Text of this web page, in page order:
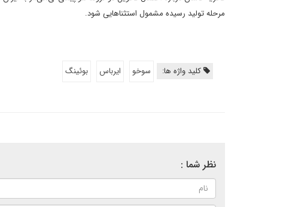
مرحله تولید رسیده مشمول استثناهایی شود.
کلید واژه ها: سوخو ایرباس بوئینگ
نظر شما :